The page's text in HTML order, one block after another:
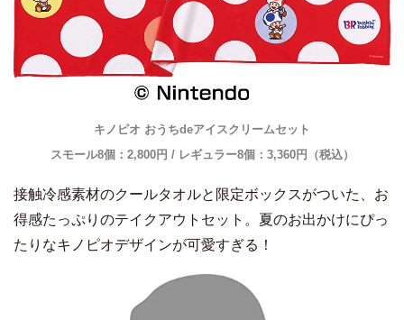
キノピオ おうちdeアイスクリームセット
スモール8個：2,800円 / レギュラー8個：3,360円（税込）
接触冷感素材のクールタオルと限定ボックスがついた、お
得感たっぷりのテイクアウトセット。夏のお出かけにぴっ
たりなキノピオデザインが可愛すぎる！